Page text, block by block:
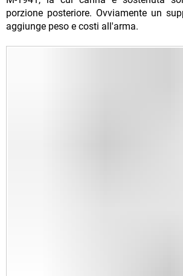
porzione posteriore. Ovviamente un
aggiunge peso e costi all'arma.